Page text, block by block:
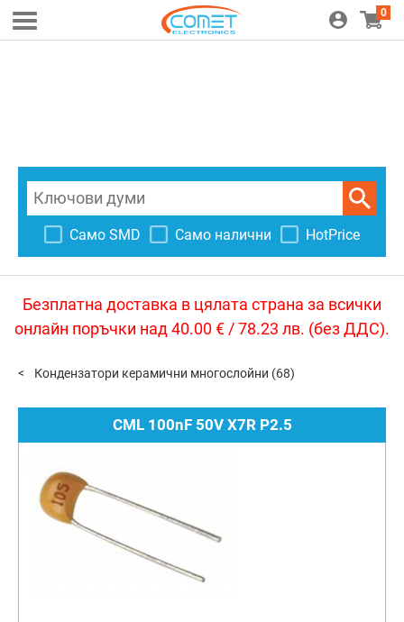
0
Само SMD Само налични HotPrice
Безплатна доставка в цялата страна за всички
онлайн поръчки над 40.00 € / 78.23 лв. (без ДДС).
Кондензатори керамични многослойни (68)
CML 100nF 50V X7R P2.5